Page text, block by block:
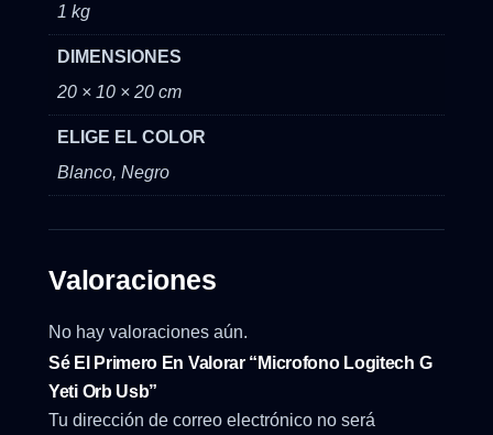
1 kg
DIMENSIONES
20 × 10 × 20 cm
ELIGE EL COLOR
Blanco, Negro
Valoraciones
No hay valoraciones aún.
Sé El Primero En Valorar “Microfono Logitech G
Yeti Orb Usb”
Tu dirección de correo electrónico no será